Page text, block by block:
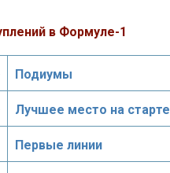
в Формуле-1
Подиумы
Лучшее место на старте
Первые линии